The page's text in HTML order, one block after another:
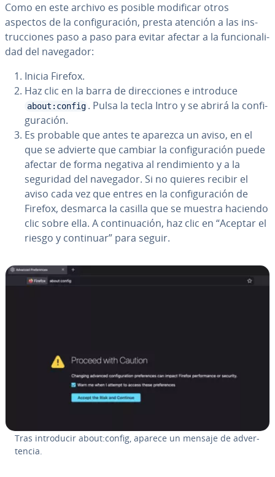
Como en este archivo es posible modificar otros
aspectos de la co­n­fi­gu­ra­ción, presta atención a las in­s­
tru­c­cio­nes paso a paso para evitar afectar a la fu­n­cio­na­li­
dad del navegador:
Inicia Firefox.
Haz clic en la barra de di­re­c­cio­nes e introduce
about:config . Pulsa la tecla Intro y se abrirá la co­n­fi­
gu­ra­ción.
Es probable que antes te aparezca un aviso, en el
que se advierte que cambiar la co­n­fi­gu­ra­ción puede
afectar de forma negativa al re­n­di­mie­n­to y a la
seguridad del navegador. Si no quieres recibir el
aviso cada vez que entres en la co­n­fi­gu­ra­ción de
Firefox, desmarca la casilla que se muestra haciendo
clic sobre ella. A co­n­ti­nua­ción, haz clic en “Aceptar el
riesgo y continuar” para seguir.
Tras in­tro­du­cir about:config, aparece un mensaje de ad­ve­r­
te­n­cia.